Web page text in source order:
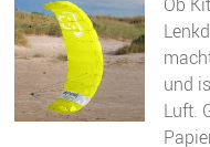
und
Luft.